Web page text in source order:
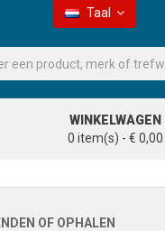
Taal
WINKELWAGEN
0 item(s) - € 0,00
OF OPHALEN